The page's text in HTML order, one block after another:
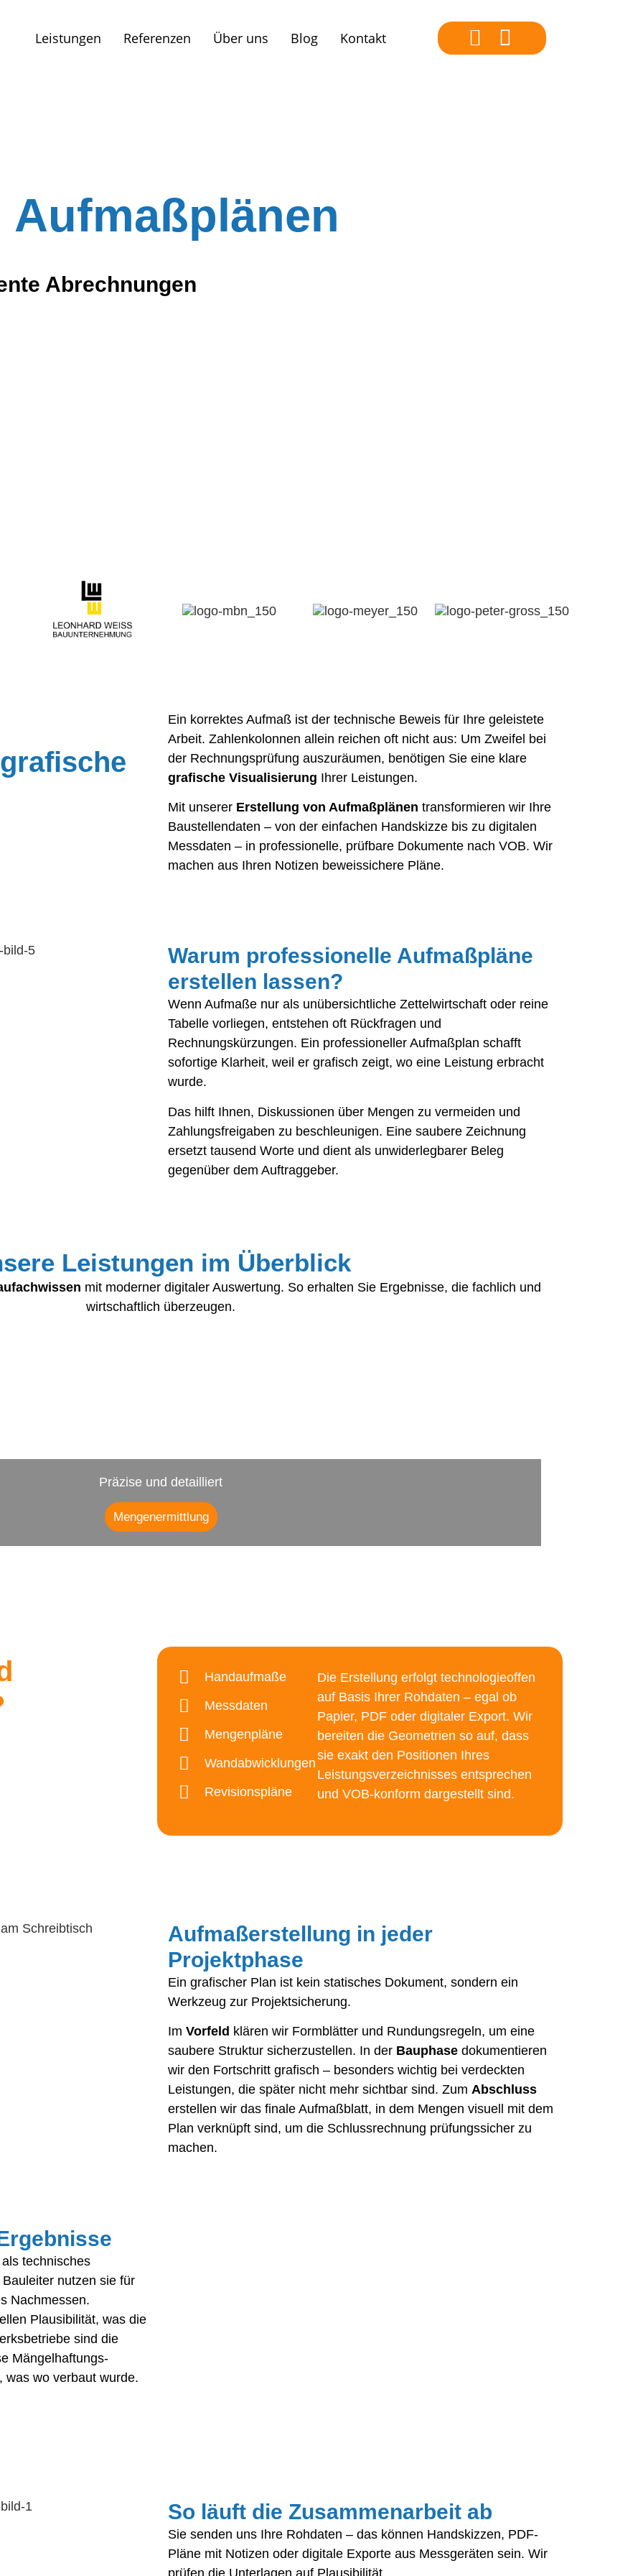
Leistungen Referenzen Über uns Blog Kontakt
Abrechnungen
Ein korrektes Aufmaß ist der technische Beweis für Ihre geleistete
Arbeit. Zahlenkolonnen allein reichen oft nicht aus: Um Zweifel bei
der Rechnungsprüfung auszuräumen, benötigen Sie eine klare
grafische Visualisierung Ihrer Leistungen.
Mit unserer Erstellung von Aufmaßplänen transformieren wir Ihre
Baustellendaten – von der einfachen Handskizze bis zu digitalen
Messdaten – in professionelle, prüfbare Dokumente nach VOB. Wir
machen aus Ihren Notizen beweissichere Pläne.
Warum professionelle Aufmaßpläne
erstellen lassen?
Wenn Aufmaße nur als unübersichtliche Zettelwirtschaft oder reine
Tabelle vorliegen, entstehen oft Rückfragen und
Rechnungskürzungen. Ein professioneller Aufmaßplan schafft
sofortige Klarheit, weil er grafisch zeigt, wo eine Leistung erbracht
wurde.
Das hilft Ihnen, Diskussionen über Mengen zu vermeiden und
Zahlungsfreigaben zu beschleunigen. Eine saubere Zeichnung
ersetzt tausend Worte und dient als unwiderlegbarer Beleg
gegenüber dem Auftraggeber.
Leistungen im Überblick
mit moderner digitaler Auswertung. So erhalten Sie Ergebnisse, die fachlich und
wirtschaftlich überzeugen.
Präzise und detailliert
Mengenermittlung
Handaufmaße
Messdaten
Mengenpläne
Wandabwicklungen
Revisionspläne
Die Erstellung erfolgt technologieoffen
auf Basis Ihrer Rohdaten – egal ob
Papier, PDF oder digitaler Export. Wir
bereiten die Geometrien so auf, dass
sie exakt den Positionen Ihres
Leistungsverzeichnisses entsprechen
und VOB-konform dargestellt sind.
Aufmaßerstellung in jeder
Projektphase
Ein grafischer Plan ist kein statisches Dokument, sondern ein
Werkzeug zur Projektsicherung.
Im Vorfeld klären wir Formblätter und Rundungsregeln, um eine
saubere Struktur sicherzustellen. In der Bauphase dokumentieren
wir den Fortschritt grafisch – besonders wichtig bei verdeckten
Leistungen, die später nicht mehr sichtbar sind. Zum Abschluss
erstellen wir das finale Aufmaßblatt, in dem Mengen visuell mit dem
Plan verknüpft sind, um die Schlussrechnung prüfungssicher zu
machen.
technisches
nutzen sie für
Nachmessen.
Plausibilität, was die
sind die
Mängelhaftungs-
was wo verbaut wurde.
So läuft die Zusammenarbeit ab
Sie senden uns Ihre Rohdaten – das können Handskizzen, PDF-
Pläne mit Notizen oder digitale Exporte aus Messgeräten sein. Wir
prüfen die Unterlagen auf Plausibilität.